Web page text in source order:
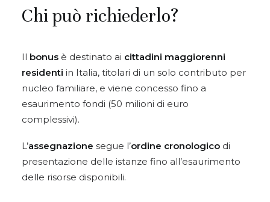
Chi può richiederlo?
Il bonus è destinato ai cittadini maggiorenni
residenti in Italia, titolari di un solo contributo per
nucleo familiare, e viene concesso fino a
esaurimento fondi (50 milioni di euro
complessivi).
L’assegnazione segue l’ordine cronologico di
presentazione delle istanze fino all’esaurimento
delle risorse disponibili.